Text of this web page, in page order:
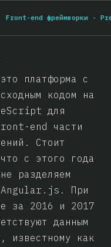
Front-end фреймворки -
платформа с
кодом на
для
end части
Стоит
с этого года
разделяем
При
за 2016 и 2017
данным
известному как